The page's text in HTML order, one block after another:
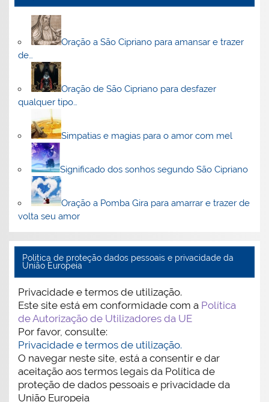
Oração a São Cipriano para amansar e trazer
de…
Oração de São Cipriano para desfazer
qualquer tipo…
Simpatias e magias para o amor com mel
Significado dos sonhos segundo São Cipriano
Oração a Pomba Gira para amarrar e trazer de
volta seu amor
Politica de proteção dados pessoais e privacidade da
União Europeia
Privacidade e termos de utilização.
Este site está em conformidade com a Política
de Autorização de Utilizadores da UE
Por favor, consulte:
Privacidade e termos de utilização.
O navegar neste site, está a consentir e dar
aceitação aos termos legais da Política de
proteção de dados pessoais e privacidade da
União Europeia